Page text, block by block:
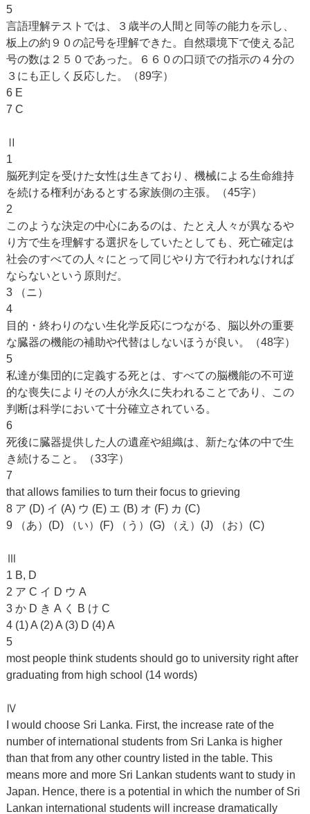
5
言語理解テストでは、３歳半の人間と同等の能力を示し、
板上の約９０の記号を理解できた。自然環境下で使える記
号の数は２５０であった。６６０の口頭での指示の４分の
３にも正しく反応した。（89字）
6 E
7 C
Ⅱ
1
脳死判定を受けた女性は生きており、機械による生命維持
を続ける権利があるとする家族側の主張。（45字）
2
このような決定の中心にあるのは、たとえ人々が異なるや
り方で生を理解する選択をしていたとしても、死亡確定は
社会のすべての人々にとって同じやり方で行われなければ
ならないという原則だ。
3 （ニ）
4
目的・終わりのない生化学反応につながる、脳以外の重要
な臓器の機能の補助や代替はしないほうが良い。（48字）
5
私達が集団的に定義する死とは、すべての脳機能の不可逆
的な喪失によりその人が永久に失われることであり、この
判断は科学において十分確立されている。
6
死後に臓器提供した人の遺産や組織は、新たな体の中で生
き続けること。（33字）
7
that allows families to turn their focus to grieving
8 ア (D) イ (A) ウ (E) エ (B) オ (F) カ (C)
9 （あ）(D) （い）(F) （う）(G) （え）(J) （お）(C)
Ⅲ
1 B, D
2 ア C イ D ウ A
3 か D き A く B け C
4 (1) A (2) A (3) D (4) A
5
most people think students should go to university right after
graduating from high school (14 words)
Ⅳ
I would choose Sri Lanka. First, the increase rate of the
number of international students from Sri Lanka is higher
than that from any other country listed in the table. This
means more and more Sri Lankan students want to study in
Japan. Hence, there is a potential in which the number of Sri
Lankan international students will increase dramatically